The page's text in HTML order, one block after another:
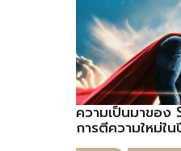
ความเป็นมาของ
การตีความใหม่ใ